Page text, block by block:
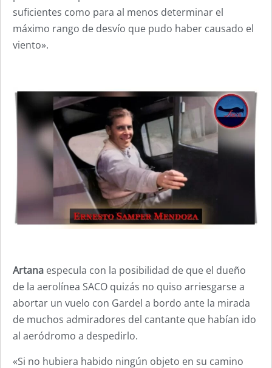
suficientes como para al menos determinar el
máximo rango de desvío que pudo haber causado el
viento».
Artana especula con la posibilidad de que el dueño
de la aerolínea SACO quizás no quiso arriesgarse a
abortar un vuelo con Gardel a bordo ante la mirada
de muchos admiradores del cantante que habían ido
al aeródromo a despedirlo.
«Si no hubiera habido ningún objeto en su camino